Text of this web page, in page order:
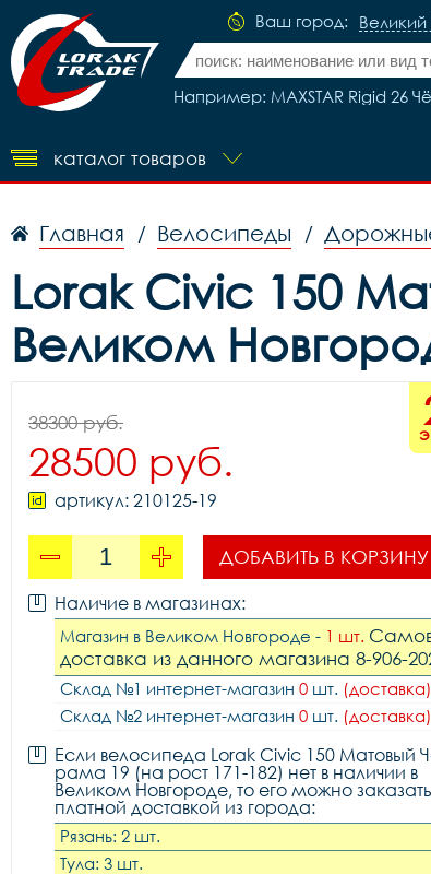
Ваш город:
Например: MAXSTAR Rigid 26
каталог товаров
Главная / Велосипеды /
Lorak Civic 150
Великом
38300 руб.
28500 руб.
артикул: 210125-19
ДОБАВИТЬ В КОРЗИНУ
Наличие в магазинах:
Магазин в Великом Новгороде - 1 шт.
доставка из данного магазина 8-906-
Склад №1 интернет-магазин 0 шт. (доставка)
Склад №2 интернет-магазин 0 шт. (доставка)
Если велосипеда Lorak Civic 150 Матовый
рама 19 (на рост 171-182) нет в наличии в
Великом Новгороде, то его можно
платной доставкой из города:
Рязань: 2 шт.
Тула: 3 шт.